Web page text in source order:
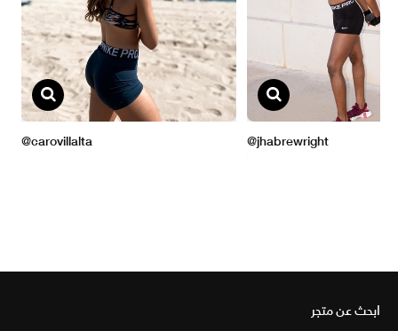
ابحث عن متجر